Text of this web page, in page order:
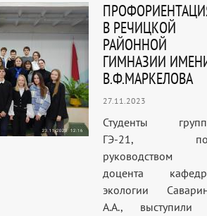
В РЕЧИЦКОЙ
РАЙОННОЙ
ГИМНАЗИИ
В.Ф.МАРКЕЛОВА
27.11.2023
Студенты
ГЭ-21,
руководством
доцента
экологии
А.А., выступили